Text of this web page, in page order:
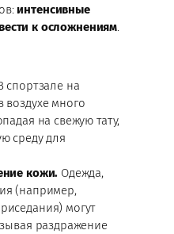
интенсивные
к осложнениям.
спортзале на
воздухе много
на свежую тату,
среду для
кожи. Одежда,
(например,
могут
раздражение